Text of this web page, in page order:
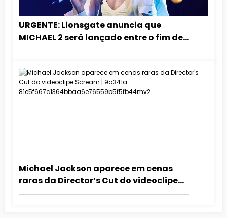
URGENTE: Lionsgate anuncia que
MICHAEL 2 será lançado entre o fim de
2027 e o início de 2028!
Michael Jackson aparece em cenas
raras da Director’s Cut do videoclipe
Scream